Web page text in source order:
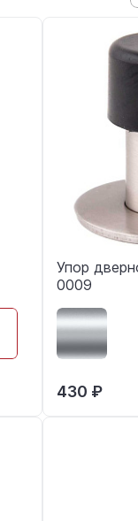
Упор
0009
430 ₽